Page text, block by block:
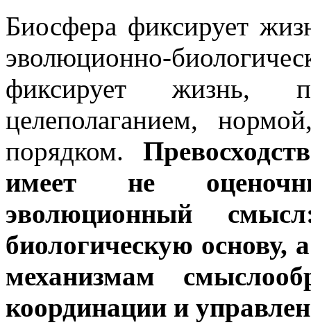
Биосфера фиксирует
эволюционно-
фиксирует жизнь,
целеполаганием,
порядком.
имеет не
эволюционный
биологическую основу,
механизмам
координации и